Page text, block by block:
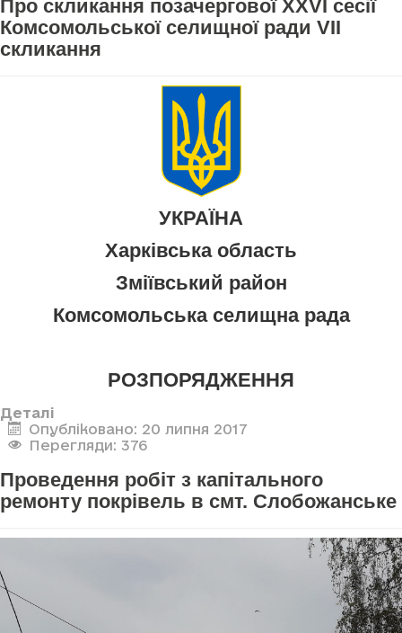
Про скликання позачергової XXVI сесії
Комсомольської селищної ради VII
скликання
УКРАЇНА
Харківська область
Зміївський район
Комсомольська селищна рада
РОЗПОРЯДЖЕННЯ
Деталі
Опубліковано: 20 липня 2017
Перегляди: 376
Проведення робіт з капітального
ремонту покрівель в смт. Слобожанське